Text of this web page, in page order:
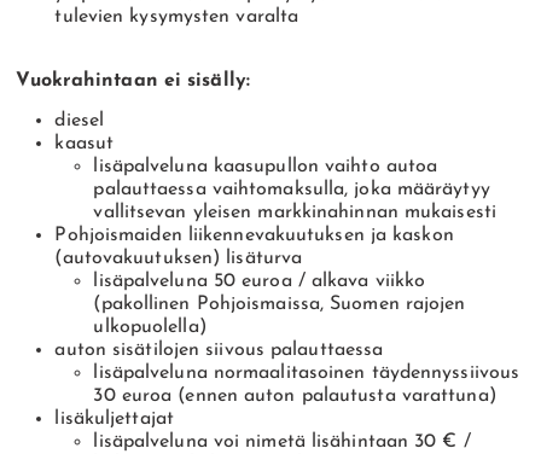
tulevien kysymysten varalta
Vuokrahintaan ei sisälly:
diesel
kaasut
lisäpalveluna kaasupullon vaihto autoa
palauttaessa vaihtomaksulla, joka määräytyy
vallitsevan yleisen markkinahinnan mukaisesti
Pohjoismaiden liikennevakuutuksen ja kaskon
(autovakuutuksen) lisäturva
lisäpalveluna 50 euroa / alkava viikko
(pakollinen Pohjoismaissa, Suomen rajojen
ulkopuolella)
auton sisätilojen siivous palauttaessa
lisäpalveluna normaalitasoinen täydennyssiivous
30 euroa (ennen auton palautusta varattuna)
lisäkuljettajat
lisäpalveluna voi nimetä lisähintaan 30 € /